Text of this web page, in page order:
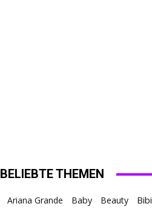
BELIEBTE THEMEN
Ariana Grande Baby Beauty
Bibi